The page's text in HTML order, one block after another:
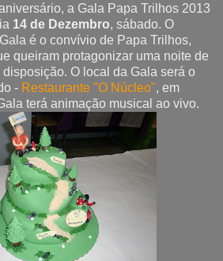
a Gala Papa Trilhos 2013
14 de Dezembro, sábado. O
é o convívio de Papa Trilhos,
queiram protagonizar uma noite de
O local da Gala será o
- Restaurante "O Núcleo", em
terá animação musical ao vivo.